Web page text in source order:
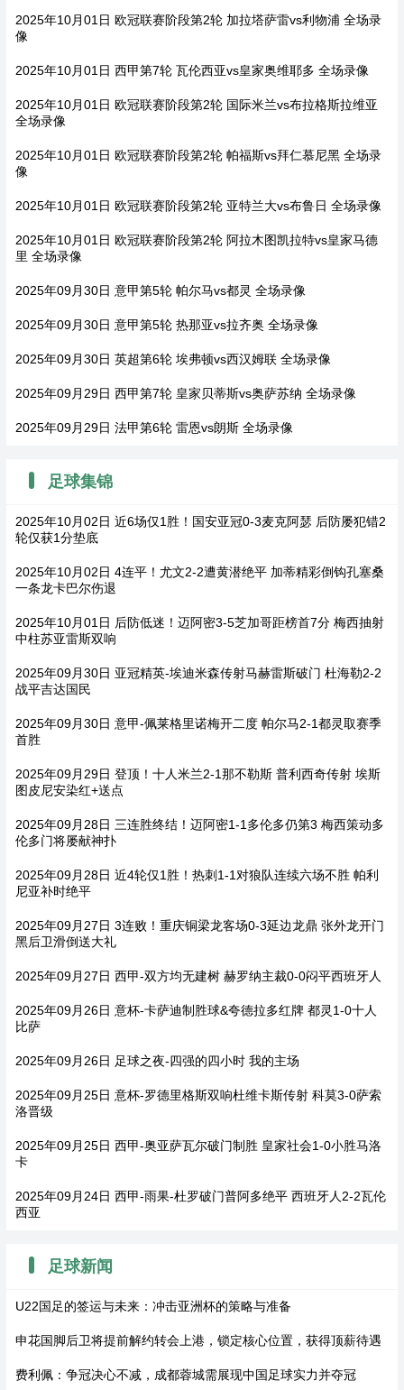
2025年10月01日 欧冠联赛阶段第2轮 加拉塔萨雷vs利物浦 全场录
像
2025年10月01日 西甲第7轮 瓦伦西亚vs皇家奥维耶多 全场录像
2025年10月01日 欧冠联赛阶段第2轮 国际米兰vs布拉格斯拉维亚
全场录像
2025年10月01日 欧冠联赛阶段第2轮 帕福斯vs拜仁慕尼黑 全场录
像
2025年10月01日 欧冠联赛阶段第2轮 亚特兰大vs布鲁日 全场录像
2025年10月01日 欧冠联赛阶段第2轮 阿拉木图凯拉特vs皇家马德
里 全场录像
2025年09月30日 意甲第5轮 帕尔马vs都灵 全场录像
2025年09月30日 意甲第5轮 热那亚vs拉齐奥 全场录像
2025年09月30日 英超第6轮 埃弗顿vs西汉姆联 全场录像
2025年09月29日 西甲第7轮 皇家贝蒂斯vs奥萨苏纳 全场录像
2025年09月29日 法甲第6轮 雷恩vs朗斯 全场录像
足球集锦
2025年10月02日 近6场仅1胜！国安亚冠0-3麦克阿瑟 后防屡犯错2
轮仅获1分垫底
2025年10月02日 4连平！尤文2-2遭黄潜绝平 加蒂精彩倒钩孔塞桑
一条龙卡巴尔伤退
2025年10月01日 后防低迷！迈阿密3-5芝加哥距榜首7分 梅西抽射
中柱苏亚雷斯双响
2025年09月30日 亚冠精英-埃迪米森传射马赫雷斯破门 杜海勒2-2
战平吉达国民
2025年09月30日 意甲-佩莱格里诺梅开二度 帕尔马2-1都灵取赛季
首胜
2025年09月29日 登顶！十人米兰2-1那不勒斯 普利西奇传射 埃斯
图皮尼安染红+送点
2025年09月28日 三连胜终结！迈阿密1-1多伦多仍第3 梅西策动多
伦多门将屡献神扑
2025年09月28日 近4轮仅1胜！热刺1-1对狼队连续六场不胜 帕利
尼亚补时绝平
2025年09月27日 3连败！重庆铜梁龙客场0-3延边龙鼎 张外龙开门
黑后卫滑倒送大礼
2025年09月27日 西甲-双方均无建树 赫罗纳主裁0-0闷平西班牙人
2025年09月26日 意杯-卡萨迪制胜球&夸德拉多红牌 都灵1-0十人
比萨
2025年09月26日 足球之夜-四强的四小时 我的主场
2025年09月25日 意杯-罗德里格斯双响杜维卡斯传射 科莫3-0萨索
洛晋级
2025年09月25日 西甲-奥亚萨瓦尔破门制胜 皇家社会1-0小胜马洛
卡
2025年09月24日 西甲-雨果-杜罗破门普阿多绝平 西班牙人2-2瓦伦
西亚
足球新闻
U22国足的签运与未来：冲击亚洲杯的策略与准备
申花国脚后卫将提前解约转会上港，锁定核心位置，获得顶薪待遇
费利佩：争冠决心不减，成都蓉城需展现中国足球实力并夺冠